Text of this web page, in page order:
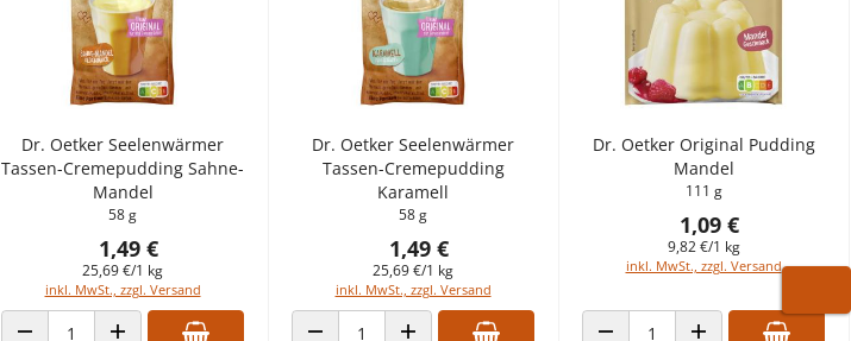
Dr. Oetker Seelenwärmer
Tassen-Cremepudding Sahne-
Mandel
58 g
1,49 €
25,69 €/1 kg
inkl. MwSt., zzgl. Versand
Dr. Oetker Seelenwärmer
Tassen-Cremepudding
Karamell
58 g
1,49 €
25,69 €/1 kg
inkl. MwSt., zzgl. Versand
Dr. Oetker Original Pudding
Mandel
111 g
1,09 €
9,82 €/1 kg
inkl. MwSt., zzgl. Versand